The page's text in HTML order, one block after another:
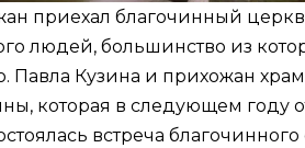
приехал благочинный
людей, большинство из
Павла Кузина и прихожан
которая в следующем году
встреча